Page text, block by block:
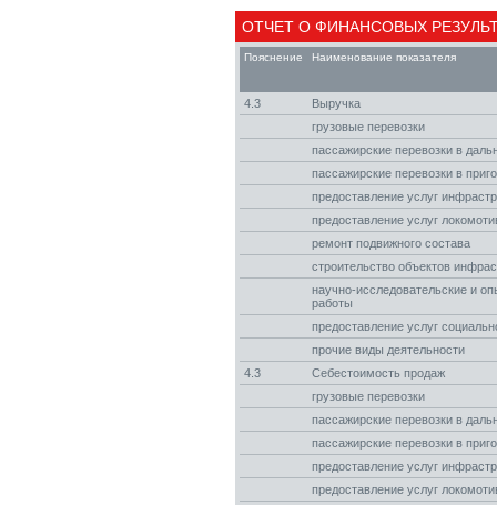
ОТЧЕТ О ФИНАНСОВЫХ
Пояснение Наименование показателя
4.3
Выручка
грузовые перевозки
пассажирские перевозки в
пассажирские перевозки в
предоставление услуг
предоставление услуг
ремонт подвижного состава
строительство объектов
научно-исследовательские и
работы
предоставление услуг
прочие виды деятельности
4.3
Себестоимость продаж
грузовые перевозки
пассажирские перевозки в
пассажирские перевозки в
предоставление услуг
предоставление услуг